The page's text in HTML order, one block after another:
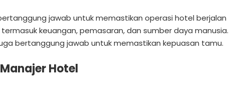
jawab untuk memastikan operasi hotel berjalan
keuangan, pemasaran, dan sumber daya manusia.
bertanggung jawab untuk memastikan kepuasan tamu.
Hotel